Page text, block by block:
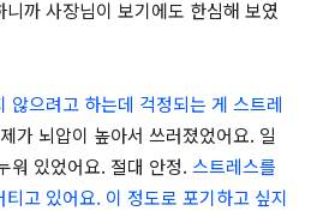
까 사장님이 보기에도 한심해 보였
않으려고 하는데 걱정되는 게 스트레
제가 뇌압이 높아서 쓰러졌었어요. 일
워 있었어요. 절대 안정. 스트레스를
고 있어요. 이 정도로 포기하고 싶지